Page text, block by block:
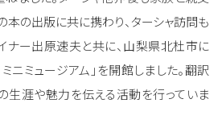
本の出版に共に携わり、ターシャ訪問も
ナー出原速夫と共に、山梨県北杜市に
ニミュージアム」を開館しました。翻訳
生涯や魅力を伝える活動を行っていま